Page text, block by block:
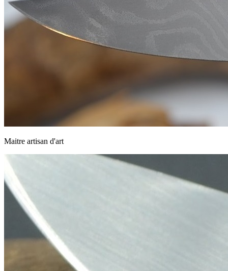
Maitre artisan d'art